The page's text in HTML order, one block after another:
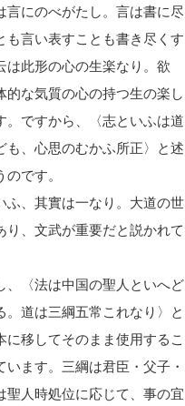
言にのべがたし。言は書に尽
も言い表すことも書き尽くす
は此形の心の生楽なり。欲
な気質の心の持つ生の楽し
。ですから、〈志といふは道
も、心思のむかふ所正〉と述
です。
、其實は一なり。大道の世
、文武が重要だと説かれて
〈法は中国の聖人といへど
道は三綱五常これなり〉と
移してそのまま使用するこ
ます。三綱は君臣・父子・
聖人時処位に応じて、事の宜